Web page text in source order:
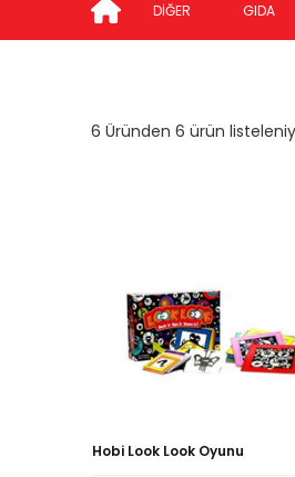
DİĞER GIDA
6 Üründen 6 ürün
Hobi Look Look Oyunu